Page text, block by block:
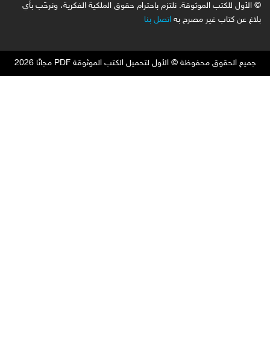
© الأول للكتب الموثوقة. نلتزم باحترام حقوق الملكية الفكرية، ونرحّب بأي
بلاغ عن كتاب غير مصرح به اتصل بنا
جميع الحقوق محفوظة © الأول لتحميل الكتب الموثوقة PDF مجانًا 2026